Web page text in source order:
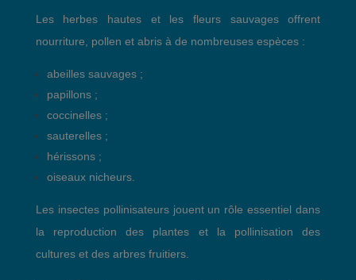
Les herbes hautes et les fleurs sauvages offrent
nourriture, pollen et abris à de nombreuses espèces :
abeilles sauvages ;
papillons ;
coccinelles ;
sauterelles ;
hérissons ;
oiseaux nicheurs.
Les insectes pollinisateurs jouent un rôle essentiel dans
la reproduction des plantes et la pollinisation des
cultures et des arbres fruitiers.